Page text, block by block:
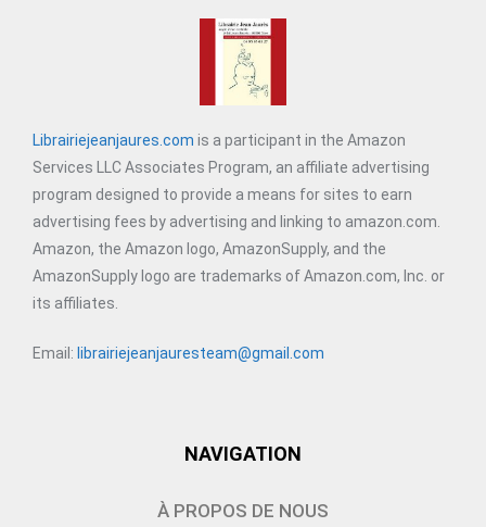
Librairiejeanjaures.com is a participant in the Amazon
Services LLC Associates Program, an affiliate advertising
program designed to provide a means for sites to earn
advertising fees by advertising and linking to amazon.com.
Amazon, the Amazon logo, AmazonSupply, and the
AmazonSupply logo are trademarks of Amazon.com, Inc. or
its affiliates.
Email: librairiejeanjauresteam@gmail.com
NAVIGATION
À PROPOS DE NOUS